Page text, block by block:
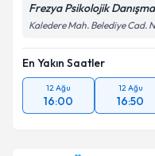
Frezya Psikolojik
Kaledere Mah. Belediye Cad.
En Yakın Saatler
12 Ağu
16:00
12 Ağu
16:50